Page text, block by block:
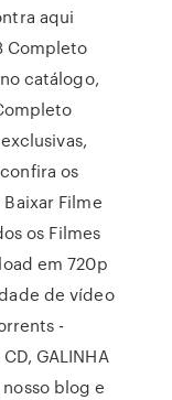
aqui
Completo
catálogo,
os
Filme
os Filmes
em 720p
de vídeo
-
GALINHA
nosso blog e